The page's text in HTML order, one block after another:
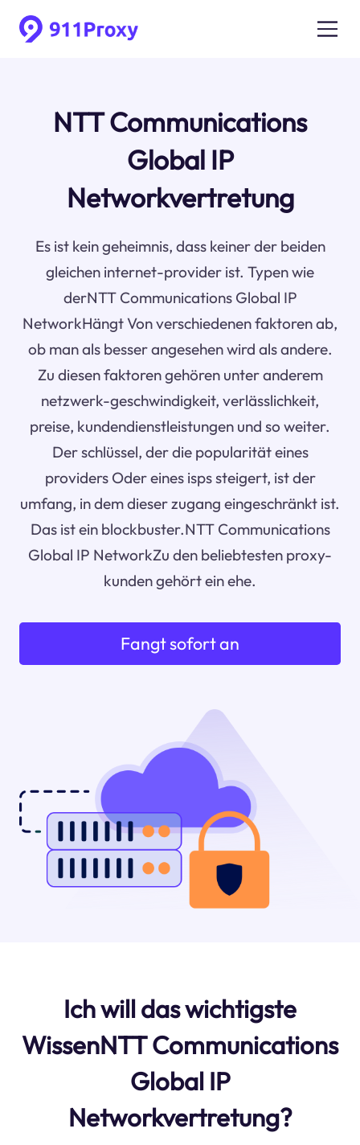
NTT Communications
Global IP
Networkvertretung
Es ist kein geheimnis, dass keiner der beiden
gleichen internet-provider ist. Typen wie
derNTT Communications Global IP
NetworkHängt Von verschiedenen faktoren ab,
ob man als besser angesehen wird als andere.
Zu diesen faktoren gehören unter anderem
netzwerk-geschwindigkeit, verlässlichkeit,
preise, kundendienstleistungen und so weiter.
Der schlüssel, der die popularität eines
providers Oder eines isps steigert, ist der
umfang, in dem dieser zugang eingeschränkt ist.
Das ist ein blockbuster.NTT Communications
Global IP NetworkZu den beliebtesten proxy-
kunden gehört ein ehe.
Fangt sofort an
Ich will das wichtigste
WissenNTT Communications
Global IP
Networkvertretung?